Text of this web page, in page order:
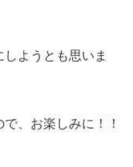
ようとも思いま
、お楽しみに！！